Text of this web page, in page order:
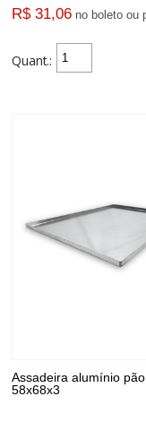
R$ 31,06
Quant.:
Assadeira alumínio
58x68x3